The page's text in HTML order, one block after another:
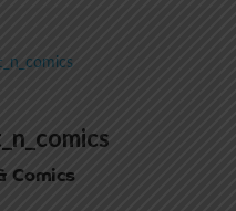
Comics